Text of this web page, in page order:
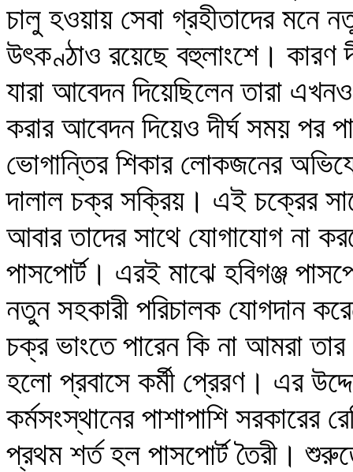
চালু হওয়ায় সেবা গ্রহীতাদের
উৎকণ্ঠাও রয়েছে বহুলাংশে। কারণ
যারা আবেদন দিয়েছিলেন তারা
করার আবেদন দিয়েও দীর্ঘ সময় পর
ভোগান্তির শিকার লোকজনের
দালাল চক্র সক্রিয়। এই চক্রের
আবার তাদের সাথে যোগাযোগ না
পাসপোর্ট। এরই মাঝে হবিগঞ্জ
নতুন সহকারী পরিচালক যোগদান
চক্র ভাংতে পারেন কি না আমরা
হলো প্রবাসে কর্মী প্রেরণ। এর
কর্মসংস্থানের পাশাপাশি সরকারের
প্রথম শর্ত হল পাসপোর্ট তৈরী।